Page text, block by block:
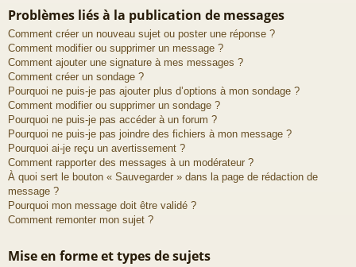
Problèmes liés à la publication de messages
Comment créer un nouveau sujet ou poster une réponse ?
Comment modifier ou supprimer un message ?
Comment ajouter une signature à mes messages ?
Comment créer un sondage ?
Pourquoi ne puis-je pas ajouter plus d’options à mon sondage ?
Comment modifier ou supprimer un sondage ?
Pourquoi ne puis-je pas accéder à un forum ?
Pourquoi ne puis-je pas joindre des fichiers à mon message ?
Pourquoi ai-je reçu un avertissement ?
Comment rapporter des messages à un modérateur ?
À quoi sert le bouton « Sauvegarder » dans la page de rédaction de
message ?
Pourquoi mon message doit être validé ?
Comment remonter mon sujet ?
Mise en forme et types de sujets